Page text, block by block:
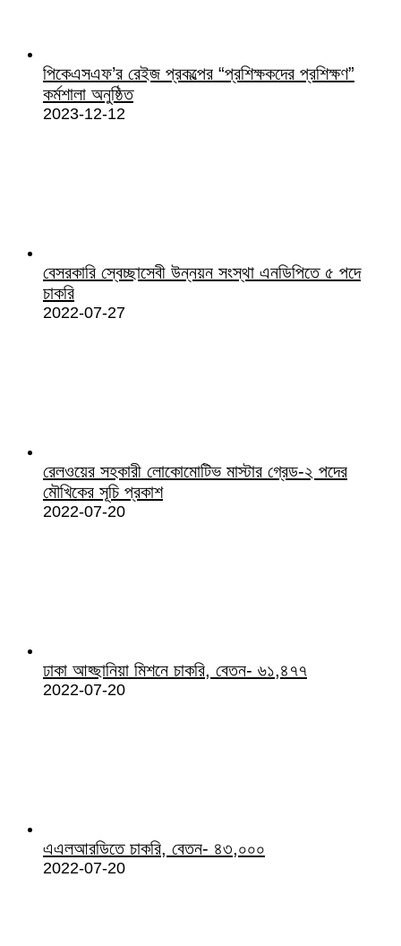
পিকেএসএফ’র রেইজ প্রকল্পের “প্রশিক্ষকদের প্রশিক্ষণ”
কর্মশালা অনুষ্ঠিত
2023-12-12
বেসরকারি স্বেচ্ছাসেবী উন্নয়ন সংস্থা এনডিপিতে ৫ পদে
চাকরি
2022-07-27
রেলওয়ের সহকারী লোকোমোটিভ মাস্টার গ্রেড-২ পদের
মৌখিকের সূচি প্রকাশ
2022-07-20
ঢাকা আহ্ছানিয়া মিশনে চাকরি, বেতন- ৬১,৪৭৭
2022-07-20
এএলআরডিতে চাকরি, বেতন- ৪৩,০০০
2022-07-20